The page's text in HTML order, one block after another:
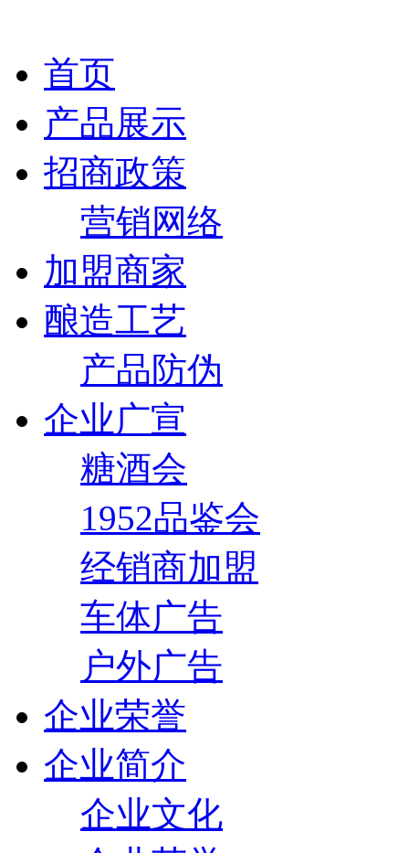
首页
产品展示
招商政策
营销网络
加盟商家
酿造工艺
产品防伪
企业广宣
糖酒会
1952品鉴会
经销商加盟
车体广告
户外广告
企业荣誉
企业简介
企业文化